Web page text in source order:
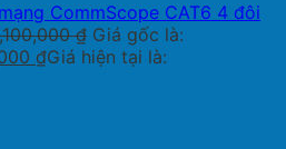
CommScope CAT6 4 đôi
₫ Giá gốc là:
₫Giá hiện tại là: